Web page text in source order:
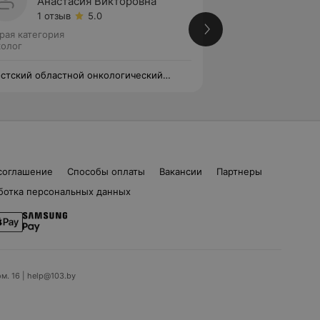
1 отзыв
5.0
категория
областной онкологический
Способы оплаты Вакансии
Партнеры
персональных данных
16 | help@103.by